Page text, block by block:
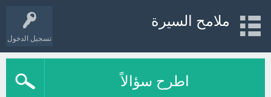
تسجيل الدخول
ملامح السيرة
اطرح سؤالاً